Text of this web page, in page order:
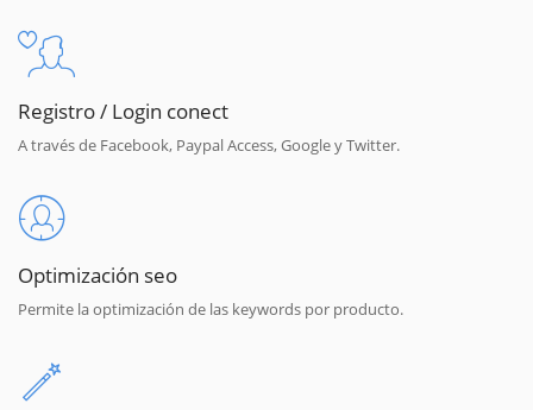
Registro / Login conect
A través de Facebook, Paypal Access, Google y Twitter.
Optimización seo
Permite la optimización de las keywords por producto.